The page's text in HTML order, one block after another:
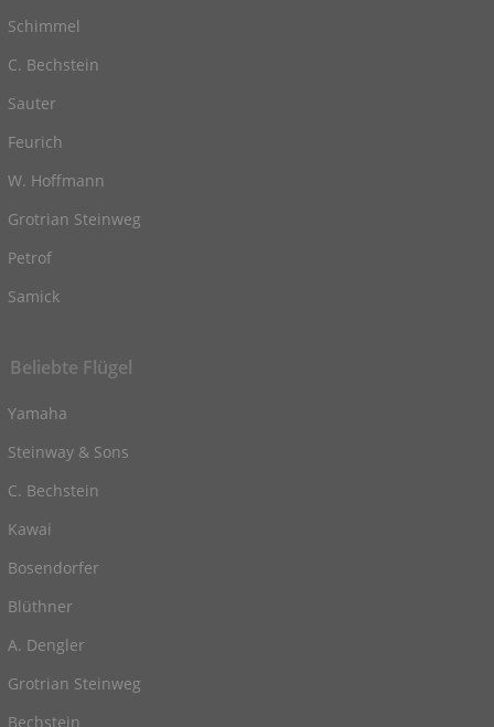
Schimmel
C. Bechstein
Sauter
Feurich
W. Hoffmann
Grotrian Steinweg
Petrof
Samick
Beliebte Flügel
Yamaha
Steinway & Sons
C. Bechstein
Kawai
Bosendorfer
Blüthner
A. Dengler
Grotrian Steinweg
Bechstein